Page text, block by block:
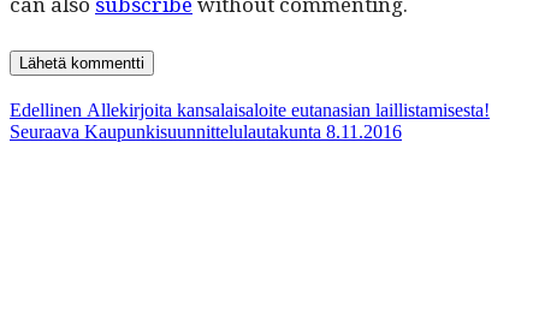
Artikkelien
Edellinen Edellinen
artikkeli:
Allekirjoita kansalaisaloite eutanasian laillistamisesta!
Seuraava Seuraava
Kaupunkisuunnittelulautakunta 8.11.2016